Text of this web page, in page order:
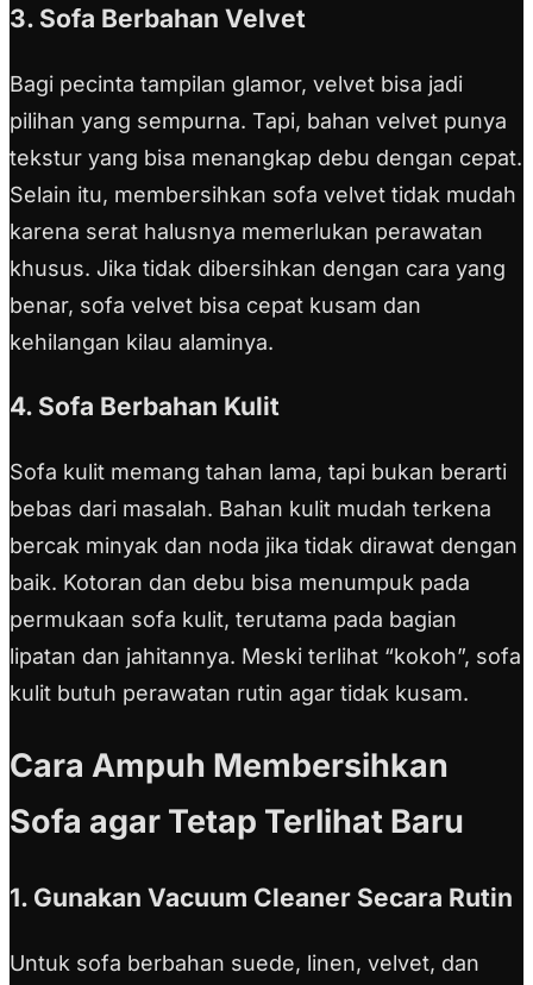
3. Sofa Berbahan Velvet
Bagi pecinta tampilan glamor, velvet bisa jadi
pilihan yang sempurna. Tapi, bahan velvet punya
tekstur yang bisa menangkap debu dengan cepat.
Selain itu, membersihkan sofa velvet tidak mudah
karena serat halusnya memerlukan perawatan
khusus. Jika tidak dibersihkan dengan cara yang
benar, sofa velvet bisa cepat kusam dan
kehilangan kilau alaminya.
4. Sofa Berbahan Kulit
Sofa kulit memang tahan lama, tapi bukan berarti
bebas dari masalah. Bahan kulit mudah terkena
bercak minyak dan noda jika tidak dirawat dengan
baik. Kotoran dan debu bisa menumpuk pada
permukaan sofa kulit, terutama pada bagian
lipatan dan jahitannya. Meski terlihat “kokoh”, sofa
kulit butuh perawatan rutin agar tidak kusam.
Cara Ampuh Membersihkan
Sofa agar Tetap Terlihat Baru
1. Gunakan Vacuum Cleaner Secara Rutin
Untuk sofa berbahan suede, linen, velvet, dan